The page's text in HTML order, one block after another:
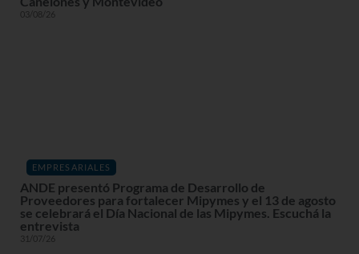
03/08/26
EMPRESARIALES
ANDE presentó Programa de Desarrollo de
Proveedores para fortalecer Mipymes y el 13 de agosto
se celebrará el Día Nacional de las Mipymes. Escuchá la
entrevista
31/07/26